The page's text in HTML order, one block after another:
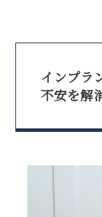
インプラ
不安を解